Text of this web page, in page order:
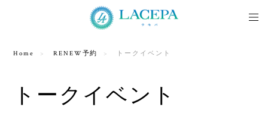
Home RENEW予約 トークイベント
トークイベント